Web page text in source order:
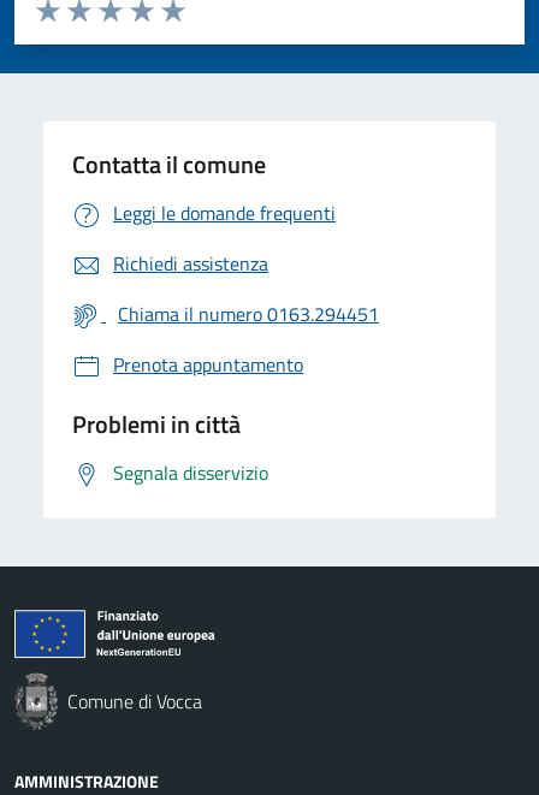
Valuta 5 stelle su 5
Valuta 4 stelle su 5
Valuta 3 stelle su 5
Valuta 2 stelle su 5
Valuta 1 stelle su 5
Contatta il comune
Leggi le domande frequenti
Richiedi assistenza
Chiama il numero 0163.294451
Prenota appuntamento
Problemi in città
Segnala disservizio
Comune di Vocca
AMMINISTRAZIONE